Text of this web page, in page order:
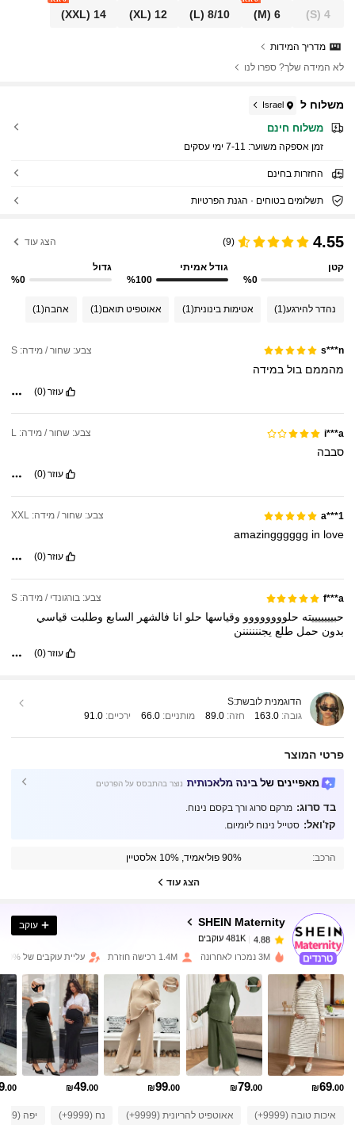
4
(S)
6
(M)
8/10
(L)
12
(XL)
14
(XXL)
מדריך המידות
לא המידה שלך? ספרו לנו
משלוח ל Israel
משלוח חינם
זמן אספקה ​​משוער: 7-11 ימי עסקים
החזרות בחינם
תשלומים בטוחים · הגנת הפרטיות
4.55
(9) הצג עוד
קטן
%0
גודל אמיתי
%100
גדול
%0
נהדר להירגע(1) אטימות בינונית(1) אאוטפיט תואם(1) אהבה(1)
s***n צבע: שחור / מידה: S
מהממםבולבמידה
עוזר(0)
i***a צבע: שחור / מידה: L
סבבה
עוזר(0)
a***1 צבע: שחור / מידה: XXL
amazingggggg in love
עוזר(0)
f***a צבע: בורגונדי / מידה: S
حبيييييييته حلوووووووو وقياسها حلو انا فالشهر السابع وطلبت قياسي
بدون حملطلع يجننننننن
עוזר(0)
הדוגמנית לובשת:S
גובה: 163.0 חזה:89.0 מותניים: 66.0 ירכיים: 91.0
פרטי המוצר
מאפיינים של בינה מלאכותית נוצר בהתבסס על הפרטים
בד סרוג: מרקם סרוג ורך בקסם נינוח.
קז'ואל: סטייל נינוח ליומיום.
הרכב: 90% פוליאמיד, 10% אלסטיין
הצג עוד
SHEIN Maternity
4.88 481K עוקבים
4.88
481K עוקבים
t***y שילםלפני יום אחד
4.88 481K עוקבים
481K עוקבים
4.88 481K עוקבים
עוקב
3M נמכרו לאחרונה 1.4M רכישה חוזרת עליית עוקבים של 10%
₪69.00
₪79.00
₪99.00
₪49.00
.00
איכות טובה (9999+) אאוטפיט להריונית (9999+) נח (9999+) יפה (9999+)